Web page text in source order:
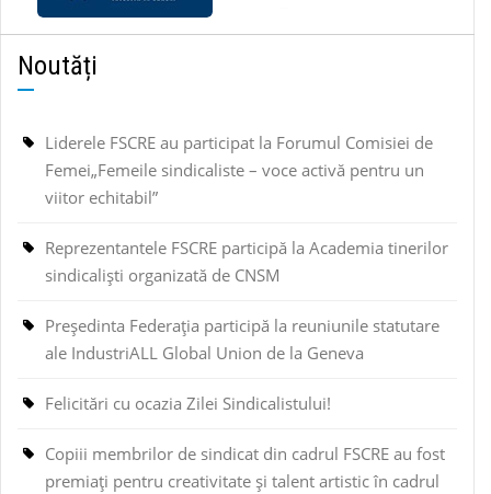
Noutăți
Liderele FSCRE au participat la Forumul Comisiei de
Femei„Femeile sindicaliste – voce activă pentru un
viitor echitabil”
Reprezentantele FSCRE participă la Academia tinerilor
sindicaliști organizată de CNSM
Președinta Federația participă la reuniunile statutare
ale IndustriALL Global Union de la Geneva
Felicitări cu ocazia Zilei Sindicalistului!
Copiii membrilor de sindicat din cadrul FSCRE au fost
premiați pentru creativitate și talent artistic în cadrul